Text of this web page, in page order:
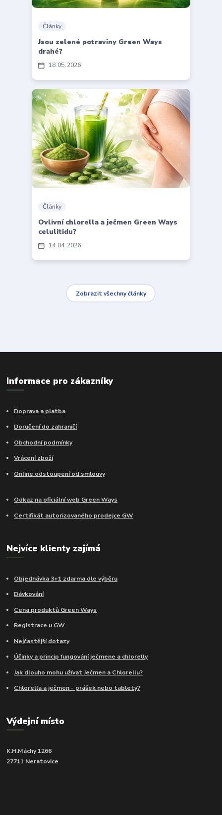
18 05 2026
Články
Jsou zelené potraviny Green Ways
drahé?
14 04 2026
Články
Ovlivní chlorella a ječmen Green Ways
celulitidu?
Zobrazit všechny články
Informace pro zákazníky
Doprava a platba
Doručení do zahraničí
Obchodní podmínky
Vrácení zboží
Online odstoupení od smlouvy
Odkaz na oficiální web Green Ways
Certifikát autorizovaného prodejce GW
Nejvíce klienty zajímá
Objednávka 3+1 zdarma dle výběru
Dávkování
Cena produktů Green Ways
Registrace u GW
Nejčastější dotazy
Účinky a princip fungování ječmene a chlorelly
Jak dlouho mohu užívat Ječmen a Chlorellu?
Chlorella a ječmen - prášek nebo tablety?
Výdejní místo
K.H.Máchy 1266
27711 Neratovice